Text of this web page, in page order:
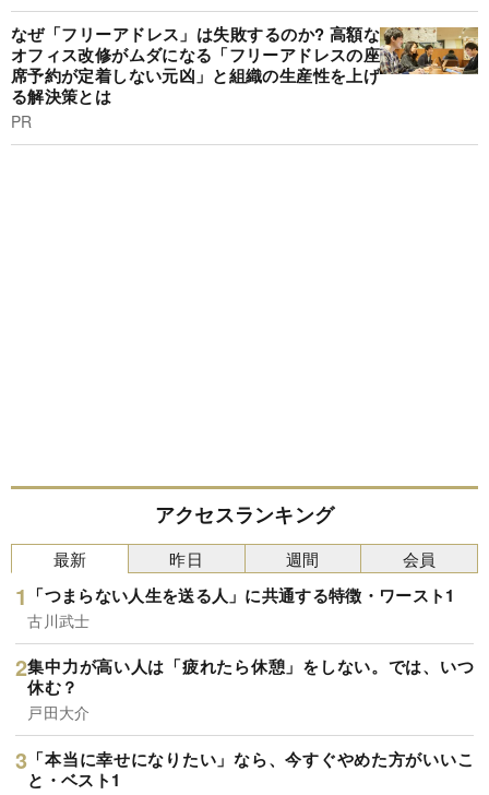
なぜ「フリーアドレス」は失敗するのか? 高額な
オフィス改修がムダになる「フリーアドレスの座
席予約が定着しない元凶」と組織の生産性を上げ
る解決策とは
PR
アクセスランキング
最新
「つまらない人生を送る人」に共通する特徴・ワースト1
古川武士
集中力が高い人は「疲れたら休憩」をしない。では、いつ
休む？
戸田大介
「本当に幸せになりたい」なら、今すぐやめた方がいいこ
と・ベスト1
昨日 週間 会員